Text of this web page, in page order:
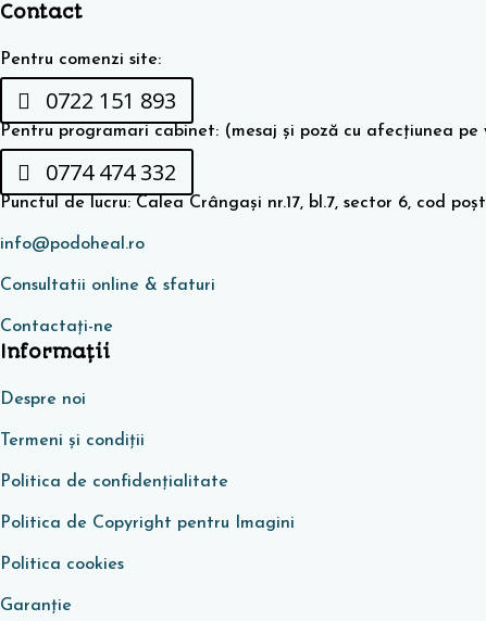
Contact
Pentru comenzi site:
0722 151 893
Pentru programari cabinet: (mesaj și poză cu afecțiunea pe
0774 474 332
Punctul de lucru: Calea Crângași nr.17, bl.7, sector 6, cod
info@podoheal.ro
Consultatii online & sfaturi
Contactați-ne
Informaţii
Despre noi
Termeni și condiții
Politica de confidențialitate
Politica de Copyright pentru Imagini
Politica cookies
Garanţie